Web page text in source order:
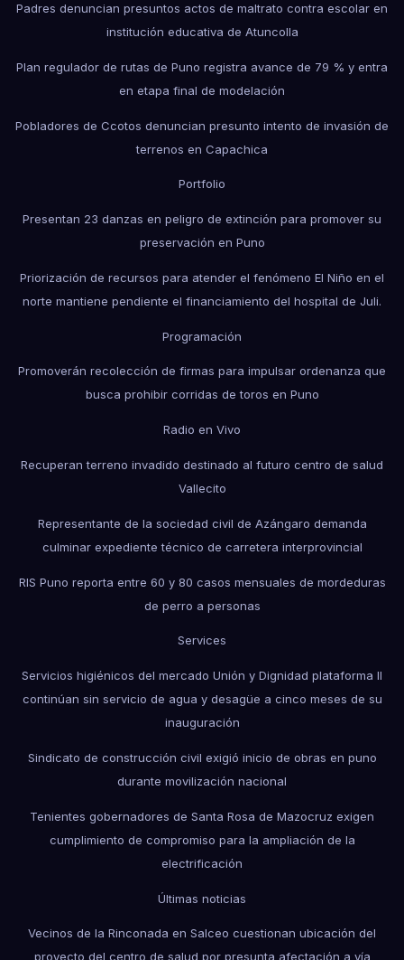
Padres denuncian presuntos actos de maltrato contra escolar en
institución educativa de Atuncolla
Plan regulador de rutas de Puno registra avance de 79 % y entra
en etapa final de modelación
Pobladores de Ccotos denuncian presunto intento de invasión de
terrenos en Capachica
Portfolio
Presentan 23 danzas en peligro de extinción para promover su
preservación en Puno
Priorización de recursos para atender el fenómeno El Niño en el
norte mantiene pendiente el financiamiento del hospital de Juli.
Programación
Promoverán recolección de firmas para impulsar ordenanza que
busca prohibir corridas de toros en Puno
Radio en Vivo
Recuperan terreno invadido destinado al futuro centro de salud
Vallecito
Representante de la sociedad civil de Azángaro demanda
culminar expediente técnico de carretera interprovincial
RIS Puno reporta entre 60 y 80 casos mensuales de mordeduras
de perro a personas
Services
Servicios higiénicos del mercado Unión y Dignidad plataforma II
continúan sin servicio de agua y desagüe a cinco meses de su
inauguración
Sindicato de construcción civil exigió inicio de obras en puno
durante movilización nacional
Tenientes gobernadores de Santa Rosa de Mazocruz exigen
cumplimiento de compromiso para la ampliación de la
electrificación
Últimas noticias
Vecinos de la Rinconada en Salceo cuestionan ubicación del
proyecto del centro de salud por presunta afectación a vía